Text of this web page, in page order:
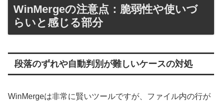
WinMergeの注意点：脆弱性や使いづ
らいと感じる部分
段落のずれや自動判別が難しいケースの対処
WinMergeは非常に賢いツールですが、ファイル内の行が